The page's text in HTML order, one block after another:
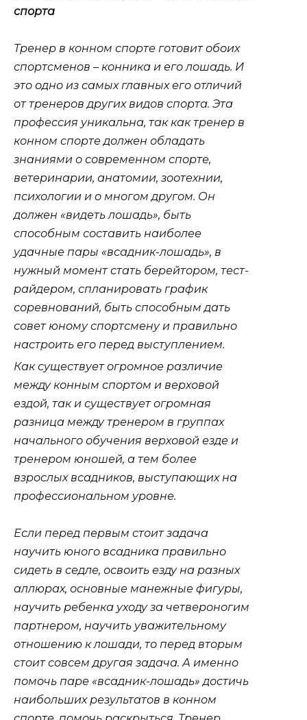
спорта
Тренер в конном спорте готовит обоих
спортсменов – конника и его лошадь. И
это одно из самых главных его отличий
от тренеров других видов спорта. Эта
профессия уникальна, так как тренер в
конном спорте должен обладать
знаниями о современном спорте,
ветеринарии, анатомии, зоотехнии,
психологии и о многом другом. Он
должен «видеть лошадь», быть
способным составить наиболее
удачные пары «всадник-лошадь», в
нужный момент стать берейтором, тест-
райдером, спланировать график
соревнований, быть способным дать
совет юному спортсмену и правильно
настроить его перед выступлением.
Как существует огромное различие
между конным спортом и верховой
ездой, так и существует огромная
разница между тренером в группах
начального обучения верховой езде и
тренером юношей, а тем более
взрослых всадников, выступающих на
профессиональном уровне.
Если перед первым стоит задача
научить юного всадника правильно
сидеть в седле, освоить езду на разных
аллюрах, основные манежные фигуры,
научить ребенка уходу за четвероногим
партнером, научить уважительному
отношению к лошади, то перед вторым
стоит совсем другая задача. А именно
помочь паре «всадник-лошадь» достичь
наибольших результатов в конном